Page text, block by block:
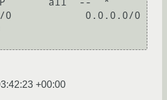
0            0.0.0.0/0
+00:00